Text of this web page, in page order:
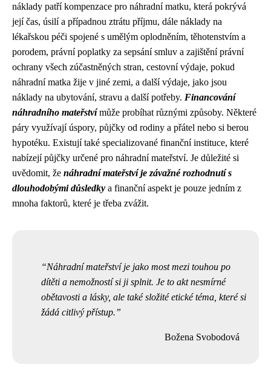
náklady patří kompenzace pro náhradní matku, která pokrývá
její čas, úsilí a případnou ztrátu příjmu, dále náklady na
lékařskou péči spojené s umělým oplodněním, těhotenstvím a
porodem, právní poplatky za sepsání smluv a zajištění právní
ochrany všech zúčastněných stran, cestovní výdaje, pokud
náhradní matka žije v jiné zemi, a další výdaje, jako jsou
náklady na ubytování, stravu a další potřeby. Financování
náhradního mateřstvímůže probíhat různými způsoby. Některé
páry využívají úspory, půjčky od rodiny a přátel nebo si berou
hypotéku. Existují také specializované finanční instituce, které
nabízejí půjčky určené pro náhradní mateřství. Je důležité si
uvědomit, že náhradní mateřství je závažné rozhodnutí s
dlouhodobými důsledky a finanční aspekt je pouze jedním z
mnoha faktorů, které je třeba zvážit.
Náhradní mateřství je jako most mezi touhou po
dítěti a nemožností si ji splnit. Je to akt nesmírné
obětavosti a lásky, ale také složité etické téma, které si
žádá citlivý přístup.
Božena Svobodová